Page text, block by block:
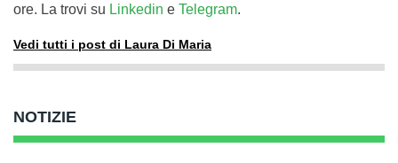
ore. La trovi su Linkedin e Telegram.
Vedi tutti i post di Laura Di Maria
NOTIZIE